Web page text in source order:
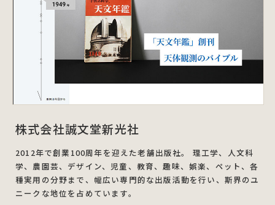
株式会社誠文堂新光社
2012年で創業100周年を迎えた老舗出版社。 理工学、人文科
学、農園芸、デザイン、児童、教育、趣味、娯楽、ペット、各
種実用の分野まで、幅広い専門的な出版活動を行い、斯界のユ
ニークな地位を占めています。